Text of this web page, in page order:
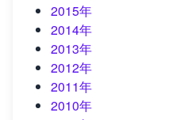
2015年
2014年
2013年
2012年
2011年
2010年